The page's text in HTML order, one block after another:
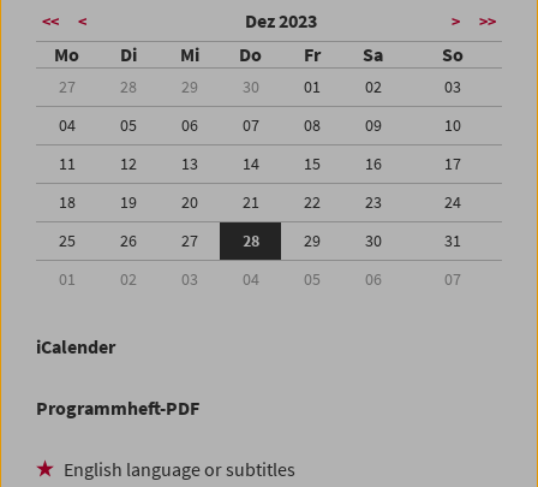
<< < Dez 2023 > >>
Mo Di Mi Do Fr Sa So
27 28 29 30 01 02
03
04
05 06 07 08 09
10
11
12 13 14 15 16
17
18
19 20 21 22 23
24
25
26 27 28 29 30
31
01
02 03 04 05 06 07
iCalender
Programmheft-PDF
English language or subtitles